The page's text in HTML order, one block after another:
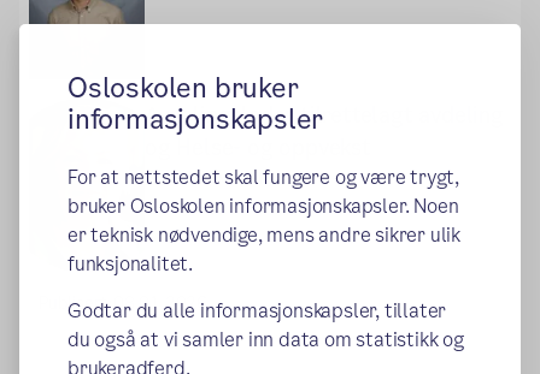
Osloskolen bruker
informasjonskapsler
For at nettstedet skal fungere og være trygt,
bruker Osloskolen informasjonskapsler. Noen
er teknisk nødvendige, mens andre sikrer ulik
funksjonalitet.
Godtar du alle informasjonskapsler, tillater
du også at vi samler inn data om statistikk og
brukeradferd.
Avdelingsleder tilrettelagt avdeling
Berit Nilsen
Publisert:08.01.2026